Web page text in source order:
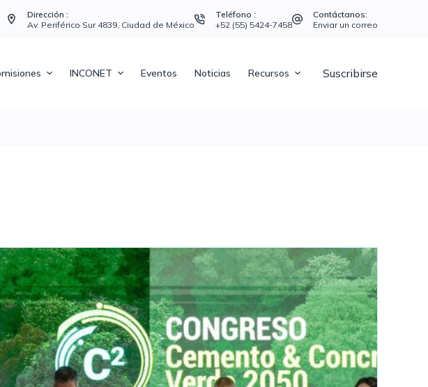
Dirección :
Av. Periférico Sur 4839, Ciudad de México
Teléfono :
+52 (55) 5424-7458
Contáctanos:
Enviar un correo
INCONET Eventos Noticias Recursos Suscribirse